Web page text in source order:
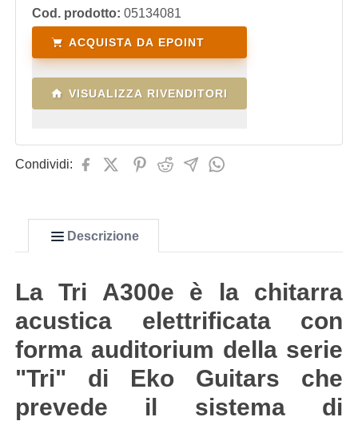
Cod. prodotto: 05134081
ACQUISTA DA EPOINT
VISUALIZZA RIVENDITORI
Condividi:
Descrizione
La Tri A300e è la chitarra
acustica elettrificata con
forma auditorium della serie
"Tri" di Eko Guitars che
prevede il sistema di